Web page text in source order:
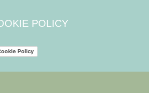
POLICY
Policy